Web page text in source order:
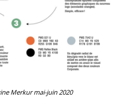
Merkur mai-juin 2020